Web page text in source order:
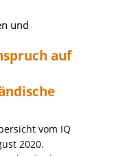
und
auf
vom IQ
2020.